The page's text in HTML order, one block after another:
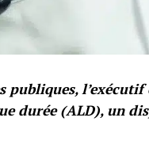
publiques,
durée (ALD), un